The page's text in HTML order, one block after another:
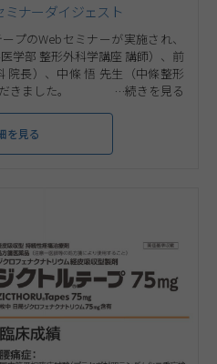
ミナーダイジェスト
プのWebセミナーが実施され、
学部 整形外科学講座 講師）、前
院長）、中條 悟 先生（中條整形
きました。
を見る